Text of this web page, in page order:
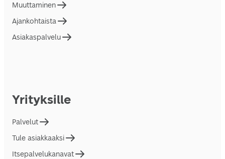
Muuttaminen
Ajankohtaista
Asiakaspalvelu
Yrityksille
Palvelut
Tule asiakkaaksi
Itsepalvelukanavat